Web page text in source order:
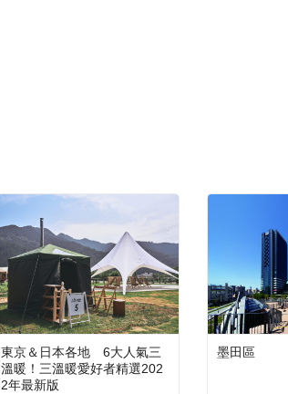
東京＆日本各地 6大人氣三
溫暖！三溫暖愛好者精選202
2年最新版
墨田區